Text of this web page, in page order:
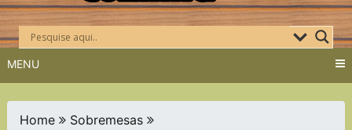
MENU
Home
Sobremesas